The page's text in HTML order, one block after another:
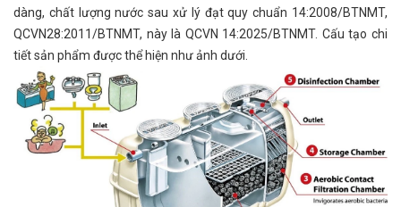
dàng, chất lượng nước sau xử lý đạt quy chuẩn 14:2008/BTNMT,
QCVN28:2011/BTNMT, này là QCVN 14:2025/BTNMT. Cấu tạo chi
tiết sản phẩm được thể hiện như ảnh dưới.